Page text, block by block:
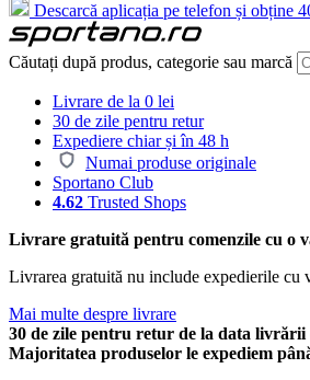
Descarcă aplicația pe telefon și obține
Căutați după produs, categorie sau marcă
Livrare de la 0 lei
30 de zile pentru retur
Expediere chiar și în 48 h
Numai produse originale
Sportano Club
4.62 Trusted Shops
Livrare gratuită pentru comenzile cu o
Livrarea gratuită nu include expedierile cu
Mai multe despre livrare
30 de zile pentru retur de la data livrării
Majoritatea produselor le expediem